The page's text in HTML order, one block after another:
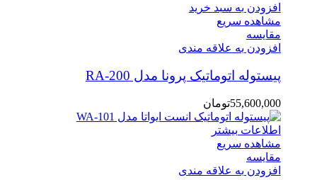
افزودن به سبد خرید
مشاهده سریع
مقایسه
افزودن به علاقه مندی
پیستوله اتوماتیک پرونا مدل RA-200
55,600,000تومان
اطلاعات بیشتر
مشاهده سریع
مقایسه
افزودن به علاقه مندی